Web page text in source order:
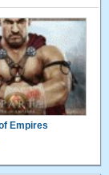
Empires